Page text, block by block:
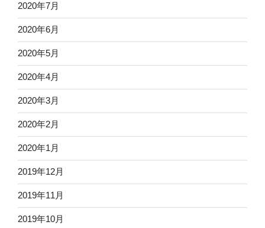
2020年7月
2020年6月
2020年5月
2020年4月
2020年3月
2020年2月
2020年1月
2019年12月
2019年11月
2019年10月